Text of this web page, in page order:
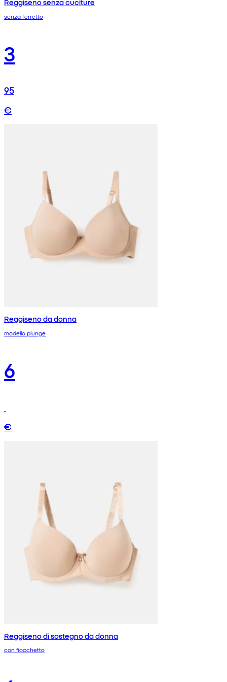
Reggiseno senza cuciture
senza ferretto
3
95
€
Reggiseno da donna
modello plunge
6
€
Reggiseno di sostegno da donna
con fiocchetto